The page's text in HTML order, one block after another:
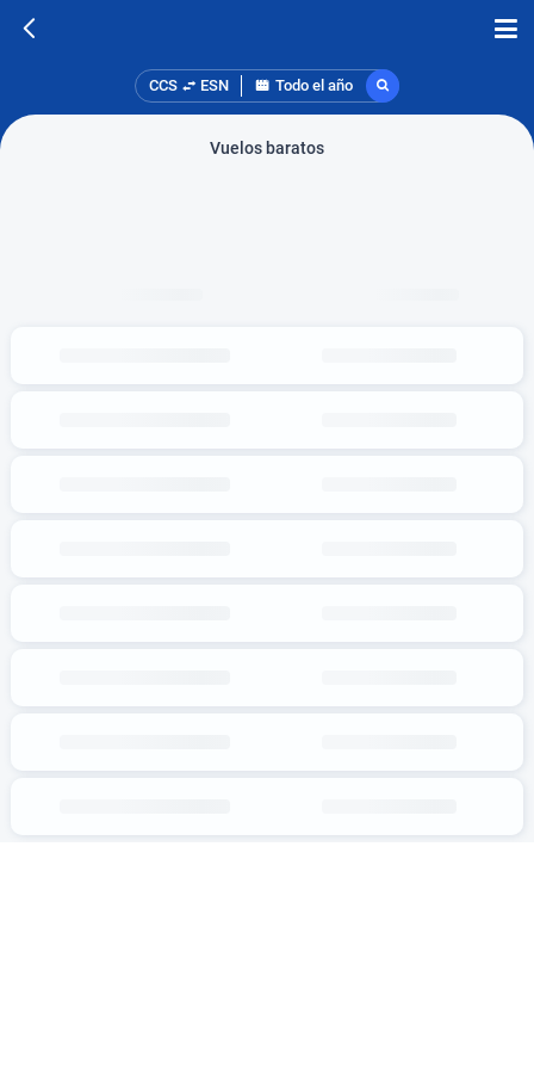
CCS ESN Todo el año
Vuelos baratos